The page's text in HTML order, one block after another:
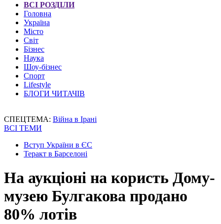
ВСІ РОЗДІЛИ
Головна
Україна
Місто
Світ
Бізнес
Наука
Шоу-бізнес
Спорт
Lifestyle
БЛОГИ ЧИТАЧІВ
СПЕЦТЕМА: Війна в Ірані
ВСІ ТЕМИ
Вступ України в ЄС
Теракт в Барселоні
На аукціоні на користь Дому-
музею Булгакова продано
80% лотів